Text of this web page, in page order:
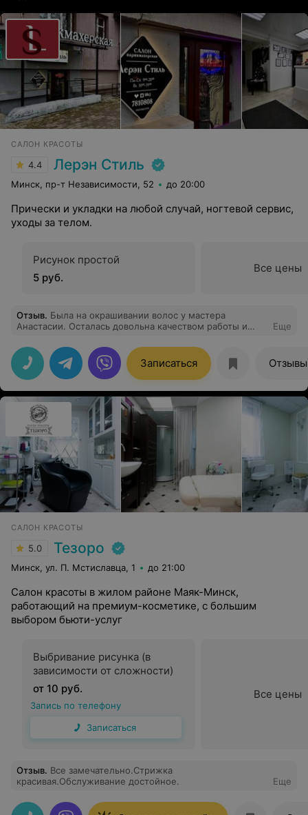
САЛОН КРАСОТЫ
4.4 Лерэн Стиль
Минск, пр-т Независимости, 52 до 20:00
Прически и укладки на любой случай, ногтевой сервис,
уходы за телом.
Рисунок простой
5 руб.
Все цены
Отзыв. Была на окрашивании волос у мастера
Анастасии. Осталась довольна качеством работы и
подобрать, очень милая девушка.
Еще
Записаться Отзывы
САЛОН КРАСОТЫ
5.0 Тезоро
Минск, ул. П. Мстиславца, 1 до 21:00
Салон красоты в жилом районе Маяк-Минск,
работающий на премиум-косметике, с большим
выбором бьюти-услуг
Выбривание рисунка (в
зависимости от сложности)
от 10 руб.
Запись по телефону
Записаться
Все цены
Отзыв. Все замечательно.Стрижка
красивая.Обслуживание достойное.
Еще